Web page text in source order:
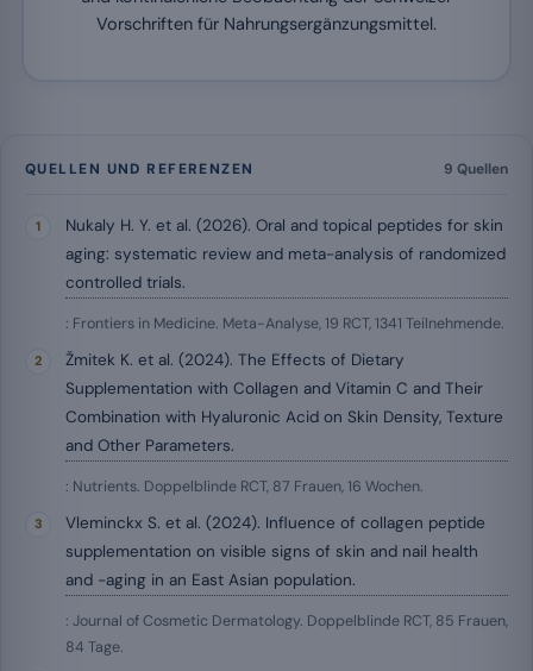
Vorschriften für Nahrungsergänzungsmittel.
QUELLEN UND REFERENZEN 9 Quellen
Nukaly H. Y. et al. (2026). Oral and topical peptides for skin
aging: systematic review and meta-analysis of randomized
controlled trials.
: Frontiers in Medicine. Meta-Analyse, 19 RCT, 1341 Teilnehmende.
Žmitek K. et al. (2024). The Effects of Dietary
Supplementation with Collagen and Vitamin C and Their
Combination with Hyaluronic Acid on Skin Density, Texture
and Other Parameters.
: Nutrients. Doppelblinde RCT, 87 Frauen, 16 Wochen.
Vleminckx S. et al. (2024). Influence of collagen peptide
supplementation on visible signs of skin and nail health
and -aging in an East Asian population.
: Journal of Cosmetic Dermatology. Doppelblinde RCT, 85 Frauen,
84 Tage.